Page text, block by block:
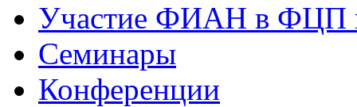
Участие ФИАН в ФЦП
Семинары
Конференции